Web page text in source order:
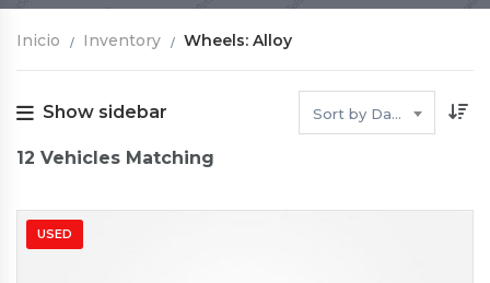
Inicio Inventory Wheels: Alloy
Show sidebar Sort by Date
12 Vehicles Matching
USED